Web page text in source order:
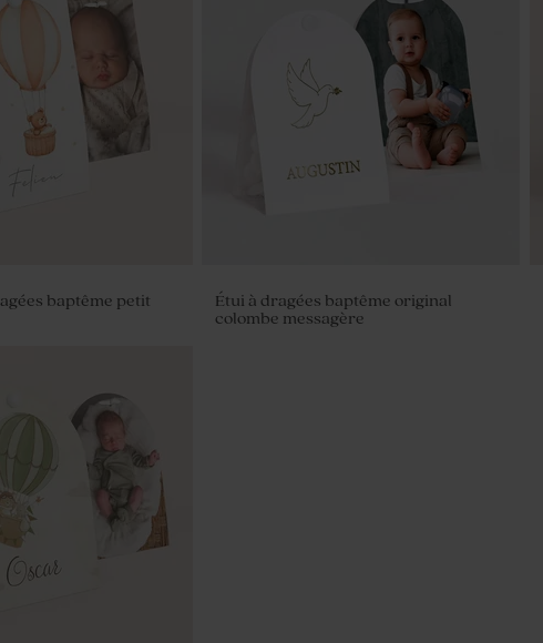
Affiche de naissance mutli photo
baptême petit
Étui à dragées baptême original
colombe messagère